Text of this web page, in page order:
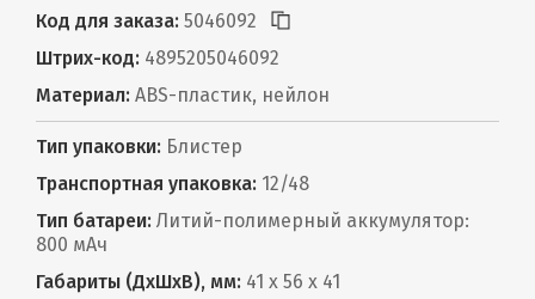
Код для заказа: 5046092
Штрих-код: 4895205046092
Материал: ABS-пластик, нейлон
Тип упаковки: Блистер
Транспортная упаковка: 12/48
Тип батареи: Литий-полимерный аккумулятор:
800 мАч
Габариты (ДхШхВ), мм: 41 x 56 х 41